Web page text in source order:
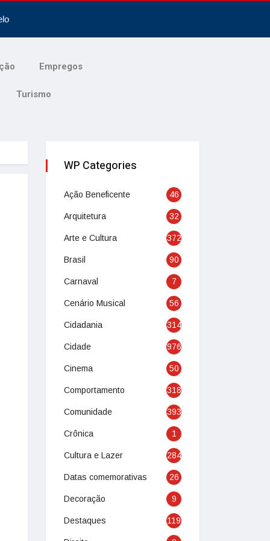
Empregos
Turismo
WP Categories
Ação Beneficente 46
Arquitetura 32
Arte e Cultura 372
Brasil 90
Carnaval 7
Cenário Musical 56
Cidadania 314
Cidade 976
Cinema 50
Comportamento 318
Comunidade 393
Crônica 1
Cultura e Lazer 284
Datas comemorativas 26
Decoração 9
Destaques 119